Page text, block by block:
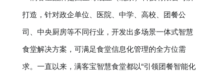
打造，针对政企单位、医院、中学、高校、团餐公
司、中央厨房等不同行业，开发出多场景一体式智慧
食堂解决方案，可满足食堂信息化管理的全方位需
求。一直以来，满客宝智慧食堂都以“引领团餐智能化